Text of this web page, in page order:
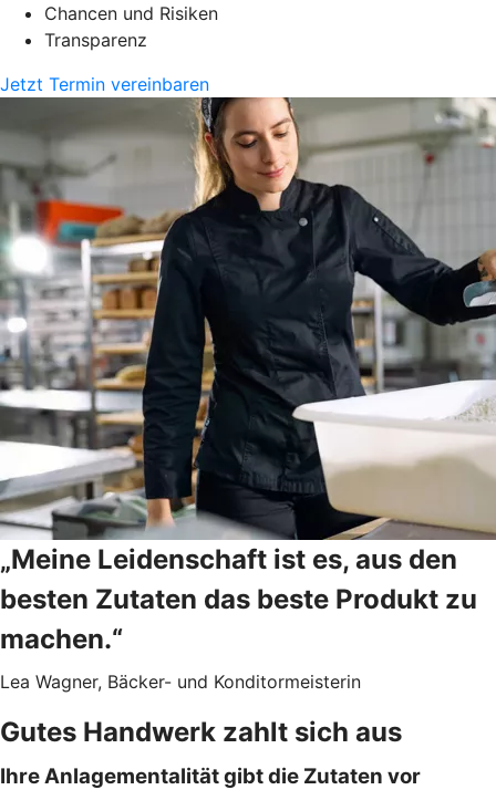
Chancen und Risiken
Transparenz
Jetzt Termin vereinbaren
„Meine Leidenschaft ist es, aus den
besten Zutaten das beste Produkt zu
machen.“
Lea Wagner, Bäcker- und Konditormeisterin
Gutes Handwerk zahlt sich aus
Ihre Anlagementalität gibt die Zutaten vor